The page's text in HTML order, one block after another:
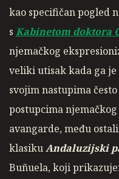
kao specifičan pogled
s Kabinetom doktora
njemačkog
veliki utisak kada ga je
svojim nastupima
postupcima
avangarde, među
klasikuAndaluzijski
Buñuela, koji